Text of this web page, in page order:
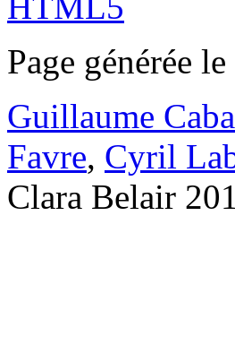
Page générée
Guillaume
Favre, Cyril
Clara Belair